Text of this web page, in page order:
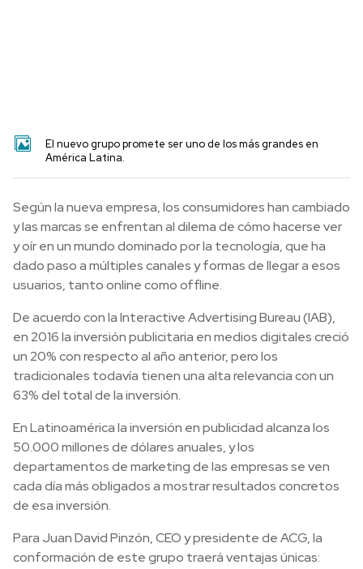
El nuevo grupo promete ser uno de los más grandes en
América Latina.
Según la nueva empresa, los consumidores han cambiado
y las marcas se enfrentan al dilema de cómo hacerse ver
y oír en un mundo dominado por la tecnología, que ha
dado paso a múltiples canales y formas de llegar a esos
usuarios, tanto online como offline.
De acuerdo con la Interactive Advertising Bureau (IAB),
en 2016 la inversión publicitaria en medios digitales creció
un 20% con respecto al año anterior, pero los
tradicionales todavía tienen una alta relevancia con un
63% del total de la inversión.
En Latinoamérica la inversión en publicidad alcanza los
50.000 millones de dólares anuales, y los
departamentos de marketing de las empresas se ven
cada día más obligados a mostrar resultados concretos
de esa inversión.
Para Juan David Pinzón, CEO y presidente de ACG, la
conformación de este grupo traerá ventajas únicas: